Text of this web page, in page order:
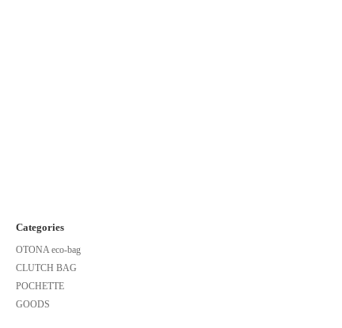
Categories
OTONA eco-bag
CLUTCH BAG
POCHETTE
GOODS